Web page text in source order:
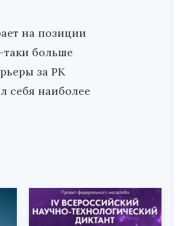
на позиции
таки больше
за РК
себя наиболее